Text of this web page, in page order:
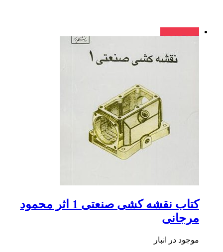
کتاب نقشه کشی صنعتی 1 اثر محمود
مرجانی
موجود در انبار